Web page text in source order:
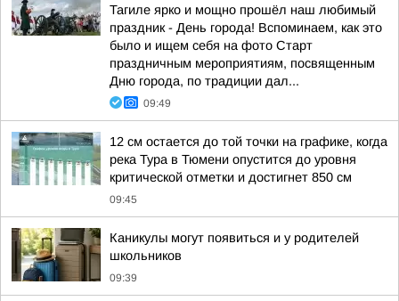
Тагиле ярко и мощно прошёл наш любимый
праздник - День города! Вспоминаем, как это
было и ищем себя на фото Cтарт
праздничным мероприятиям, посвященным
Дню города, по традиции дал...
09:49
12 см остается до той точки на графике, когда
река Тура в Тюмени опустится до уровня
критической отметки и достигнет 850 см
09:45
Каникулы могут появиться и у родителей
школьников
09:39